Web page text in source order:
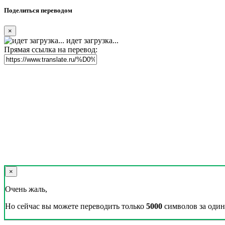
Поделиться переводом
×
идет загрузка...
Прямая ссылка на перевод:
×
Очень жаль,
Но сейчас вы можете переводить только 5000 символов за